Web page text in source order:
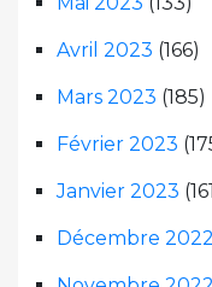
Avril 2023 (166)
Mars 2023 (185)
Février 2023
Janvier 2023
Décembre 2022